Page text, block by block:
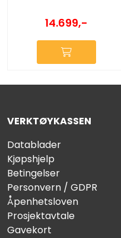
14.699,-
VERKTØYKASSEN
Datablader
Kjøpshjelp
Betingelser
Personvern / GDPR
Åpenhetsloven
Prosjektavtale
Gavekort